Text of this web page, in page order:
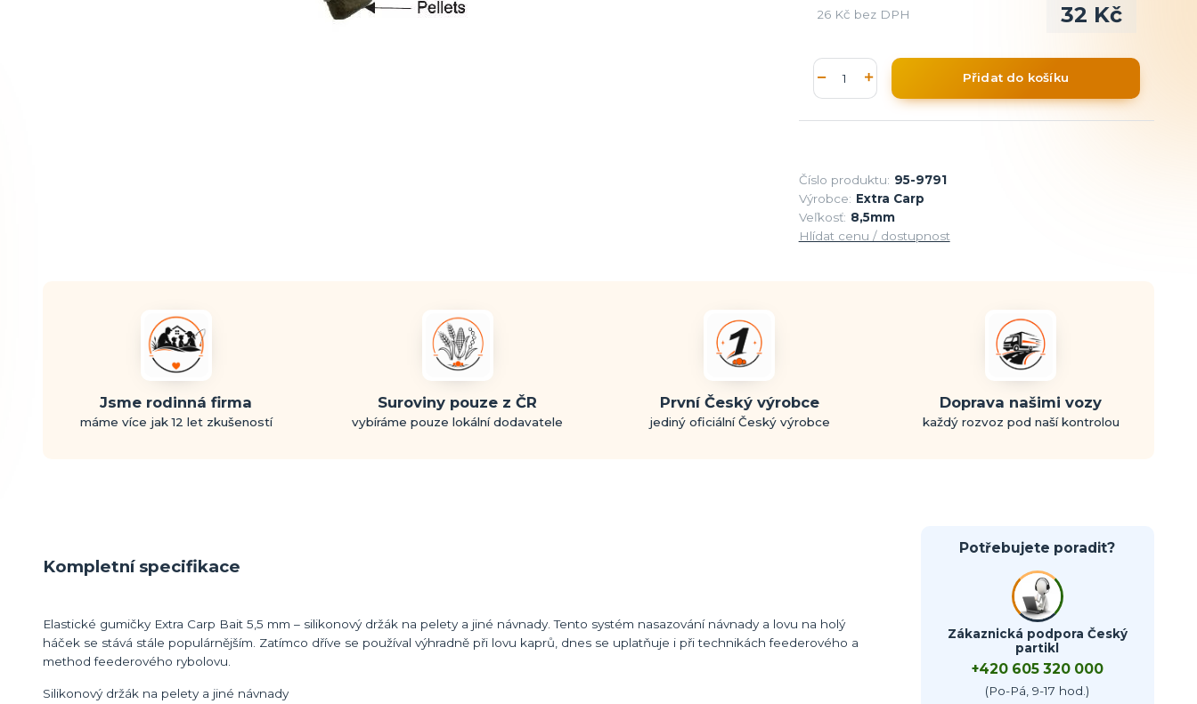
32 Kč
26 Kč bez DPH
Přidat do košíku
Číslo produktu: 95-9791
Výrobce: Extra Carp
Veľkosť: 8,5mm
Hlídat cenu / dostupnost
Jsme rodinná firma
máme více jak 12 let zkušeností
Suroviny pouze z ČR
vybíráme pouze lokální dodavatele
První Český výrobce
jediný oficiální Český výrobce
Doprava našimi vozy
každý rozvoz pod naší kontrolou
Kompletní specifikace
Elastické gumičky Extra Carp Bait 5,5 mm – silikonový držák na pelety a jiné návnady. Tento systém nasazování návnady a lovu na holý
háček se stává stále populárnějším. Zatímco dříve se používal výhradně při lovu kaprů, dnes se uplatňuje i při technikách feederového a
method feederového rybolovu.
Silikonový držák na pelety a jiné návnady
Potřebujete poradit?
Zákaznická podpora Český
partikl
+420 605 320 000
(Po-Pá, 9-17 hod.)